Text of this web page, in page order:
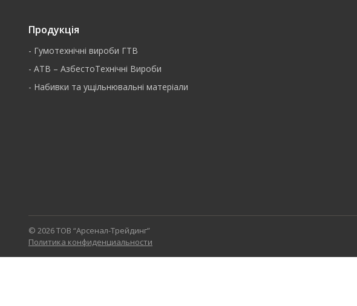
Продукція
- Гумотехнічні вироби ГТВ
- АТВ – АзбестоТехнічні Вироби
- Набивки та ущільнювальні матеріали
© 2026 ТОВ “Арсенал-Трейдинг”
Политика конфиденциальности